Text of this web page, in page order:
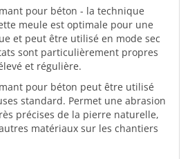
pour béton - la technique
meule est optimale pour une
et peut être utilisé en mode sec
sont particulièrement propres
et régulière.
pour béton peut être utilisé
standard. Permet une abrasion
précises de la pierre naturelle,
matériaux sur les chantiers